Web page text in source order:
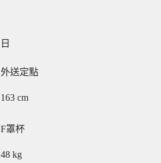
日
外送定點
163 cm
F罩杯
48 kg